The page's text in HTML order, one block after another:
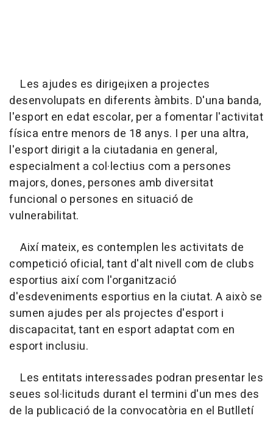
Les ajudes es dirige¡ixen a projectes
desenvolupats en diferents àmbits. D'una banda,
l'esport en edat escolar, per a fomentar l'activitat
física entre menors de 18 anys. I per una altra,
l'esport dirigit a la ciutadania en general,
especialment a col·lectius com a persones
majors, dones, persones amb diversitat
funcional o persones en situació de
vulnerabilitat.
Així mateix, es contemplen les activitats de
competició oficial, tant d'alt nivell com de clubs
esportius així com l'organització
d'esdeveniments esportius en la ciutat. A això se
sumen ajudes per als projectes d'esport i
discapacitat, tant en esport adaptat com en
esport inclusiu.
Les entitats interessades podran presentar les
seues sol·licituds durant el termini d'un mes des
de la publicació de la convocatòria en el Butlletí